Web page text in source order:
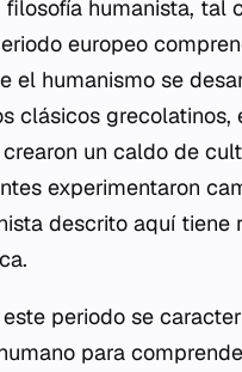
humanista, tal
europeo
el humanismo se
clásicos
un caldo de
experimentaron
descrito aquí
periodo se
para